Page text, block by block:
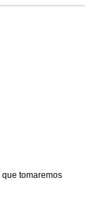
tomaremos